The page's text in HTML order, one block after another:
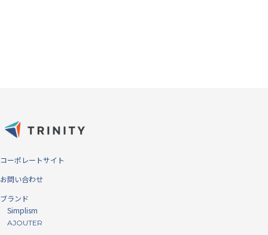
射防止） ※仕様によりフレーム有無は異なります。
ラウンドに対応する曲面追従
な弾力性・柔軟性が特徴的なフィルムです。曲面への追従性・吸着力が
高く、ラウンドのかかったデバイスにもより広範囲できっちりと貼るこ
とができます。薄くても固いPETと素材そのものの強度は変わりませ
ん。※当社オフセットフィルム比
コーポレートサイト
お問い合わせ
ブランド
Simplism
AJOUTER